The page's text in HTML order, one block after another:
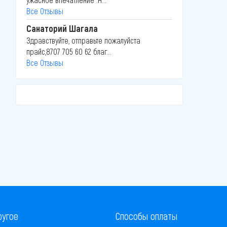
Все Отзывы
Санаторий Шагала
Здравствуйте, отправьте пожалуйста
прайс,8707 705 60 62 благ...
Все Отзывы
Способы оплаты